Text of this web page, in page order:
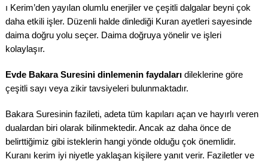
ı Kerim’den yayılan olumlu enerjiler ve çeşitli dalgalar beyni çok
daha etkili işler. Düzenli halde dinlediği Kuran ayetleri sayesinde
daima doğru yolu seçer. Daima doğruya yönelir ve işleri
kolaylaşır.
Evde Bakara Suresini dinlemenin faydalarıdileklerine göre
çeşitli sayı veya zikir tavsiyeleri bulunmaktadır.
Bakara Suresinin fazileti, adeta tüm kapıları açan ve hayırlı veren
dualardan biri olarak bilinmektedir. Ancak az daha önce de
belirttiğimiz gibi isteklerin hangi yönde olduğu çok önemlidir.
Kuranı kerim iyi niyetle yaklaşan kişilere yanıt verir. Faziletler ve